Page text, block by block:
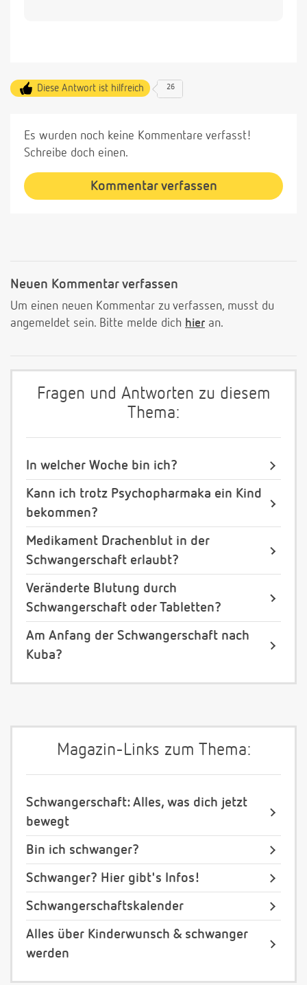
Diese Antwort ist hilfreich 26
Es wurden noch keine Kommentare verfasst!
Schreibe doch einen.
Kommentar verfassen
Neuen Kommentar verfassen
Um einen neuen Kommentar zu verfassen, musst du
angemeldet sein. Bitte melde dich hier an.
Fragen und Antworten zu diesem
Thema:
In welcher Woche bin ich?
Kann ich trotz Psychopharmaka ein Kind
bekommen?
Medikament Drachenblut in der
Schwangerschaft erlaubt?
Veränderte Blutung durch
Schwangerschaft oder Tabletten?
Am Anfang der Schwangerschaft nach
Kuba?
Magazin-Links zum Thema:
Schwangerschaft: Alles, was dich jetzt
bewegt
Bin ich schwanger?
Schwanger? Hier gibt's Infos!
Schwangerschaftskalender
Alles über Kinderwunsch & schwanger
werden